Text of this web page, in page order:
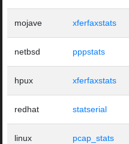
mojave xferfaxstats
netbsd pppstats
hpux xferfaxstats
redhat statserial
linux pcap_stats